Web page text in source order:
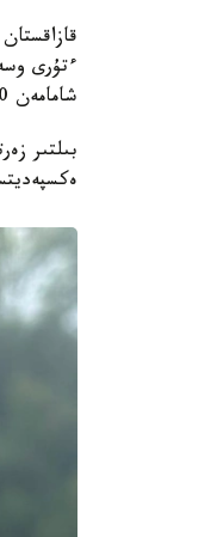
شامامەن 400 وسىمدىك ءقازىر مەملەكەت قورعاۋىنا الىنعان.
بىلتىر